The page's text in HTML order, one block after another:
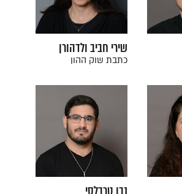
שירי חביב ולדהורן
כתבת שוק ההון